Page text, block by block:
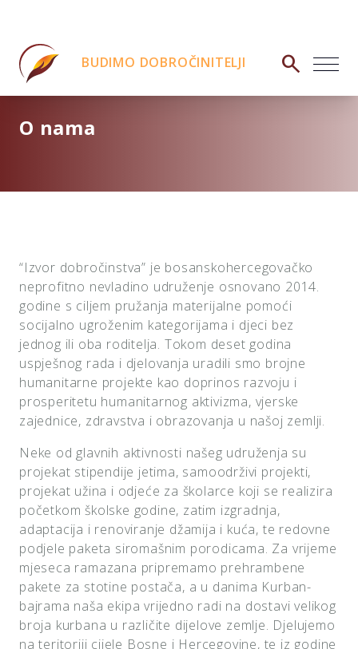
BUDIMO DOBROČINITELJI search
O nama
“Izvor dobročinstva” je bosanskohercegovačko
neprofitno nevladino udruženje osnovano 2014.
godine s ciljem pružanja materijalne pomoći
socijalno ugroženim kategorijama i djeci bez
jednog ili oba roditelja. Tokom deset godina
uspješnog rada i djelovanja uradili smo brojne
humanitarne projekte kao doprinos razvoju i
prosperitetu humanitarnog aktivizma, vjerske
zajednice, zdravstva i obrazovanja u našoj zemlji.
Neke od glavnih aktivnosti našeg udruženja su
projekat stipendije jetima, samoodrživi projekti,
projekat užina i odjeće za školarce koji se realizira
početkom školske godine, zatim izgradnja,
adaptacija i renoviranje džamija i kuća, te redovne
podjele paketa siromašnim porodicama. Za vrijeme
mjeseca ramazana pripremamo prehrambene
pakete za stotine postača, a u danima Kurban-
bajrama naša ekipa vrijedno radi na dostavi velikog
broja kurbana u različite dijelove zemlje. Djelujemo
na teritoriji cijele Bosne i Hercegovine, te iz godine